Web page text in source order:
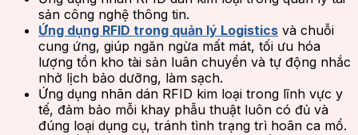
sản công nghệ thông tin.
Ứng dụng RFID trong quản lý Logistics và chuỗi
cung ứng, giúp ngăn ngừa mất mát, tối ưu hóa
lượng tồn kho tài sản luân chuyển và tự động nhắc
nhở lịch bảo dưỡng, làm sạch.
Ứng dụng nhãn dán RFID kim loại trong lĩnh vực y
tế, đảm bảo mỗi khay phẫu thuật luôn có đủ và
đúng loại dụng cụ, tránh tình trạng trì hoãn ca mổ.